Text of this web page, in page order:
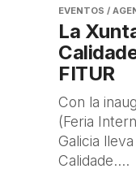
EVENTOS /
La
FITUR
Con la
(Feria
Galicia
Calidade....